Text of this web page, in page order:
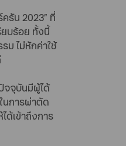
รัน 2023” ที่
ยบร้อย ทั้งนี้
ม ไม่หักค่าใช้
จจุบันมีผู้ได้
นการผ่าตัด
ด้เข้าถึงการ